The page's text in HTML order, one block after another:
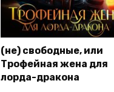
(не) свободные, или
Трофейная жена для
лорда-дракона